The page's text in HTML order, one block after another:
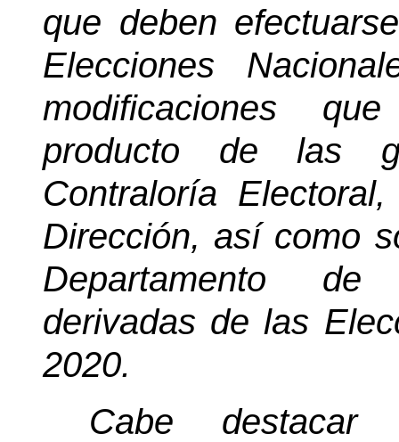
que deben
Elecciones
modificaciones
producto de las
Contraloría
Dirección, así como
Departamento de
derivadas de las
2020.
Cabe